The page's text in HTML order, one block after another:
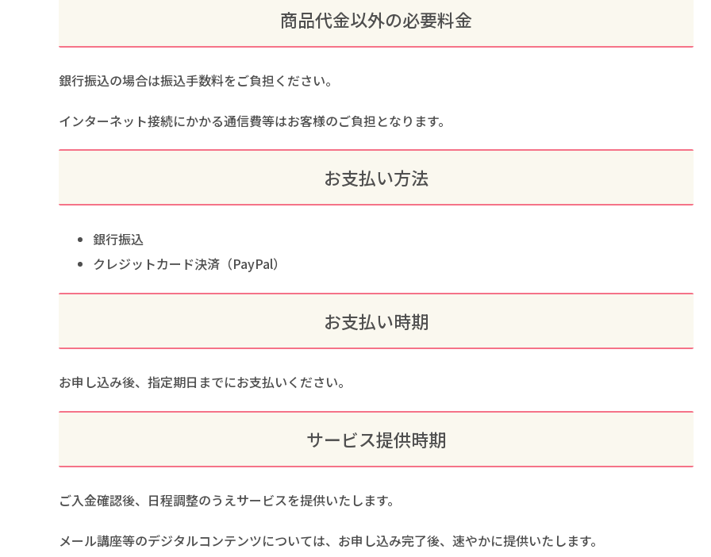
商品代金以外の必要料金
銀行振込の場合は振込手数料をご負担ください。
インターネット接続にかかる通信費等はお客様のご負担となります。
お支払い方法
銀行振込
クレジットカード決済（PayPal）
お支払い時期
お申し込み後、指定期日までにお支払いください。
サービス提供時期
ご入金確認後、日程調整のうえサービスを提供いたします。
メール講座等のデジタルコンテンツについては、お申し込み完了後、速やかに提供いたします。